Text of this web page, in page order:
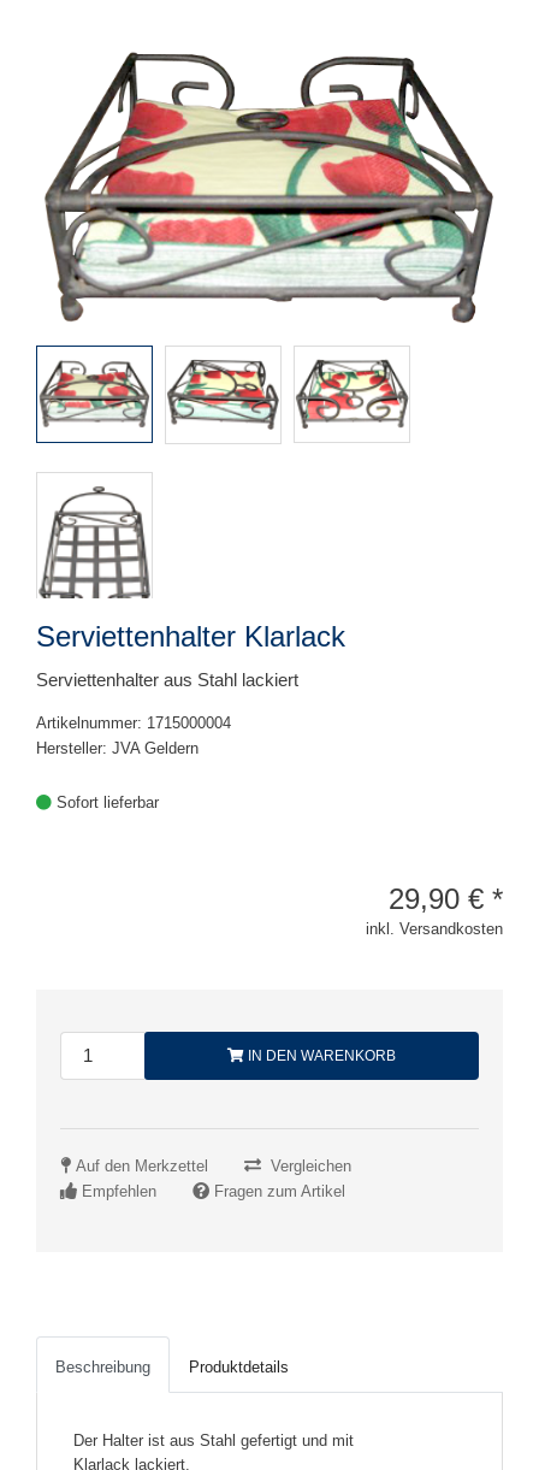
Serviettenhalter Klarlack
Serviettenhalter aus Stahl lackiert
Artikelnummer: 1715000004
Hersteller: JVA Geldern
Sofort lieferbar
29,90 € *
inkl. Versandkosten
IN DEN WARENKORB
Auf den Merkzettel
Vergleichen
Empfehlen
Fragen zum Artikel
Beschreibung Produktdetails
Der Halter ist aus Stahl gefertigt und mit
Klarlack lackiert.